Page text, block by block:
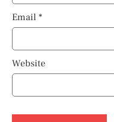
Email *
Website